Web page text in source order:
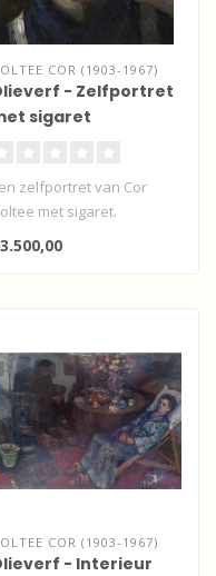
COR (1903-1967)
- Zelfportret
sigaret
zelfportret van Cor
met sigaret.
olieverf op doek
Afmeting:..
COR (1903-1967)
- Interieur